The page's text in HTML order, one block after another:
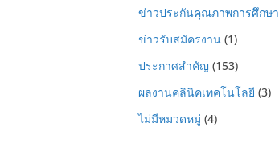
ข่าวประกันคุณภาพการศึกษา
ข่าวรับสมัครงาน (1)
ประกาศสำคัญ (153)
ผลงานคลินิคเทคโนโลยี (3)
ไม่มีหมวดหมู่ (4)